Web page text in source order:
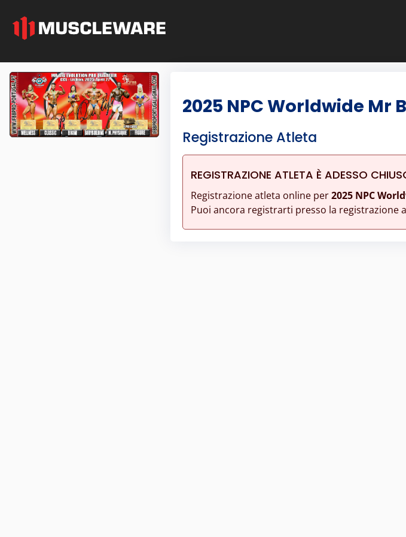
2025 NPC Worldwide Mr
Registrazione Atleta
REGISTRAZIONE ATLETA È ADESSO
Registrazione atleta online per2025 NPC
Puoi ancora registrarti presso la registrazione